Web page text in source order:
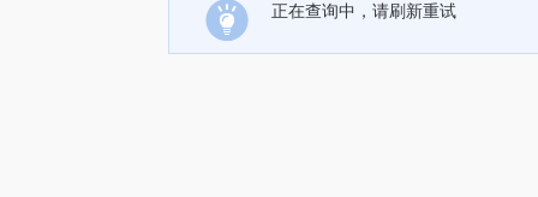
正在查询中，请刷新重试